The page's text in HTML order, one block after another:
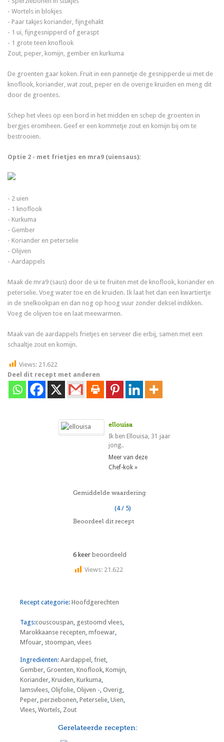
- Wortels in blokjes
- Paar takjes koriander, fijngehakt
- 1 ui, fijngesnipperd of geraspt
- 1 grote teen knoflook
Zout, peper, komijn, gember en kurkuma
De groenten gaar koken. Fruit in een pannetje de gesnipperde ui met de
knoflook, koriander, wat zout, peper en de overige kruiden en meng dit
door de groentes.
Schep het vlees op een bord in het midden en schep de groenten in
bergjes eromheen. Geef er een kommetje zout en komijn bij om te
bestrooien.
Optie 2 - met frietjes en mra9 (uiensaus):
- 2 uien
- 1 knoflook
- Kurkuma
- Gember
- Koriander en peterselie
- Olijven
- Aardappels
Maak de mra9 (saus) door de ui te fruiten met de knoflook, koriander en
peterselie. Voeg water toe en de kruiden. Ik laat het dan een kwartiertje
in de snelkookpan en dan nog op hoog vuur zonder deksel indikken.
Voeg de olijven toe en laat meewarmen.
Maak van de aardappels frietjes en serveer die erbij, samen met een
schaaltje zout en komijn.
Views: 21.622
Deel dit recept met anderen
ellouisa
Ik ben Ellouisa, 31 jaar
jong..
Meer van deze
Chef-kok »
Gemiddelde waardering
(4 / 5)
Beoordeel dit recept
6 keer beoordeeld
Views: 21.622
Recept categorie:Hoofdgerechten
Tags:couscouspan, gestoomd vlees,
Marokkaanse recepten,mfoewar,
Mfouar, stoompan,vlees
Ingrediënten:Aardappel ,friet,
Gember,Groenten,Knoflook,Komijn,
Koriander,Kruiden,Kurkuma,
lamsvlees, Olijfolie, Olijven -, Overig,
Peper,perziebonen,Peterselie,Uien,
Vlees,Wortels, Zout
Gerelateerde recepten: